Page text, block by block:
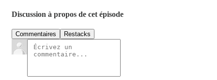
Discussion à propos de cet épisode
Commentaires Restacks